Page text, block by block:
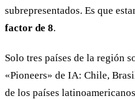
subrepresentados. Es que
factor de 8.
Solo tres países de la región
«Pioneers» de IA: Chile,
de los países